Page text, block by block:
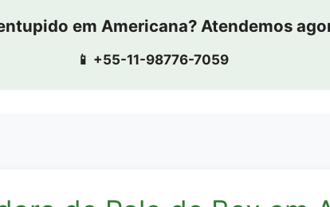
em Americana? Atendemos
📱 +55-11-98776-7059